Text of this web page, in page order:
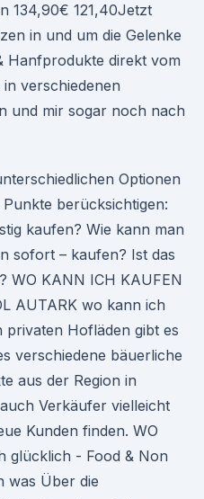
134,90€ 121,40Jetzt
in und um die Gelenke
Hanfprodukte direkt vom
verschiedenen
und mir sogar noch nach
Optionen
berücksichtigen:
kaufen? Wie kann man
sofort – kaufen? Ist das
WO KANN ICH KAUFEN
AUTARK wo kann ich
Hofläden gibt es
verschiedene bäuerliche
aus der Region in
Verkäufer vielleicht
Kunden finden. WO
glücklich - Food & Non
was Über die